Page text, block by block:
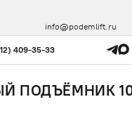
409-35-33
info@podemlift.ru
ПОДЪЁМНИК